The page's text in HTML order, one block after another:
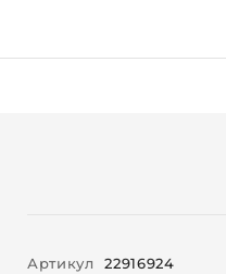
Артикул 22916924